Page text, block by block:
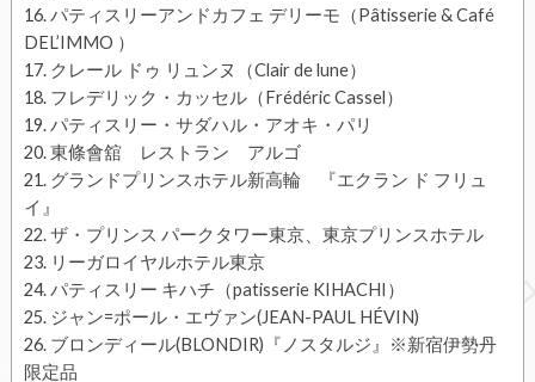
パティスリーアンドカフェ デリーモ（Pâtisserie & Café
DEL’IMMO ）
クレール ドゥ リュンヌ（Clair de lune）
フレデリック・カッセル（Frédéric Cassel）
パティスリー・サダハル・アオキ・パリ
東條會舘 レストラン アルゴ
グランドプリンスホテル新高輪 『エクラン ド フリュ
イ』
ザ・プリンス パークタワー東京、東京プリンスホテル
リーガロイヤルホテル東京
パティスリー キハチ（patisserie KIHACHI）
ジャン=ポール・エヴァン(JEAN-PAUL HÉVIN)
ブロンディール(BLONDIR)『ノスタルジ』※新宿伊勢丹
限定品